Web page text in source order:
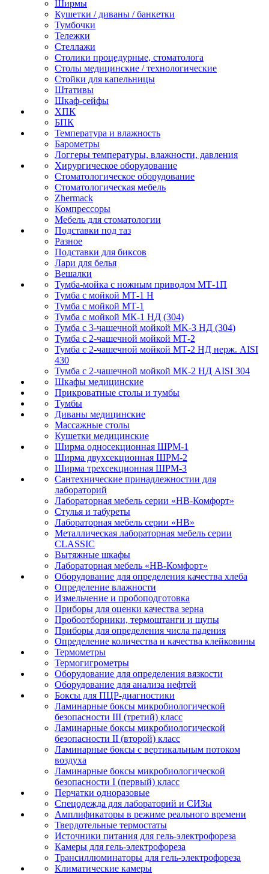
Ширмы
Кушетки / диваны / банкетки
Тумбочки
Тележки
Стеллажи
Столики процедурные, стоматолога
Столы медицинские / технологические
Стойки для капельницы
Штативы
Шкаф-сейфы
ХПК
БПК
Температура и влажность
Барометры
Логгеры температуры, влажности, давления
Хирургическое оборудование
Стоматологическое оборудование
Стоматологическая мебель
Zhermack
Компрессоры
Мебель для стоматологии
Подставки под таз
Разное
Подставки для биксов
Лари для белья
Вешалки
Тумба-мойка с ножным приводом МТ-1П
Тумба с мойкой МТ-1 Н
Тумба с мойкой МТ-1
Тумба с мойкой МК-1 НД (304)
Тумба с 3-чашечной мойкой МK-3 НД (304)
Тумба с 2-чашечной мойкой МТ-2
Тумба с 2-чашечной мойкой МТ-2 НД нерж. AISI
430
Тумба с 2-чашечной мойкой МК-2 НД AISI 304
Шкафы медицинские
Прикроватные столы и тумбы
Тумбы
Диваны медицинские
Массажные столы
Кушетки медицинские
Ширма односекционная ШРМ-1
Ширма двухсекционная ШРМ-2
Ширма трехсекционная ШРМ-3
Сантехнические принадлежностии для
лабораторий
Лабораторная мебель серии «НВ-Комфорт»
Стулья и табуреты
Лабораторная мебель серии «НВ»
Металлическая лабораторная мебель серии
CLASSIC
Вытяжные шкафы
Лабораторная мебель «НВ-Комфорт»
Оборудование для определения качества хлеба
Определение влажности
Измельчение и пробоподготовка
Приборы для оценки качества зерна
Пробоотборники, термоштанги и щупы
Приборы для определения числа падения
Определение количества и качества клейковины
Термометры
Термогигрометры
Оборудование для определения вязкости
Оборудование для анализа нефтей
Боксы для ПЦР-диагностики
Ламинарные боксы микробиологической
безопасности III (третий) класс
Ламинарные боксы микробиологической
безопасности II (второй) класс
Ламинарные боксы с вертикальным потоком
воздуха
Ламинарные боксы микробиологической
безопасности I (первый) класс
Перчатки одноразовые
Спецодежда для лабораторий и СИЗы
Амплификаторы в режиме реального времени
Твердотельные термостаты
Источники питания для гель-электрофореза
Камеры для гель-электрофореза
Трансиллюминаторы для гель-электрофореза
Климатические камеры